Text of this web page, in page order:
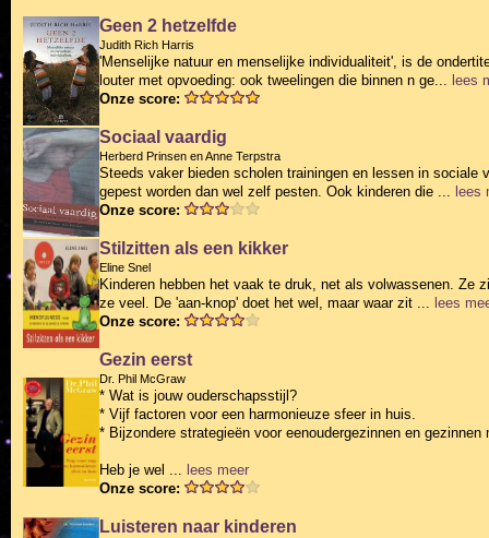
Geen 2 hetzelfde
Judith Rich Harris
'Menselijke natuur en menselijke individualiteit', is de
louter met opvoeding: ook tweelingen die binnen n ge... lees
Onze score:
Sociaal vaardig
Herberd Prinsen en Anne Terpstra
Steeds vaker bieden scholen trainingen en lessen in sociale
gepest worden dan wel zelf pesten. Ook kinderen die ... lees
Onze score:
Stilzitten als een kikker
Eline Snel
Kinderen hebben het vaak te druk, net als volwassenen. Ze
ze veel. De 'aan-knop' doet het wel, maar waar zit ... lees
Onze score:
Gezin eerst
Dr. Phil McGraw
* Wat is jouw ouderschapsstijl?
* Vijf factoren voor een harmonieuze sfeer in huis.
* Bijzondere strategieën voor eenoudergezinnen en gezinnen
Heb je wel ... lees meer
Onze score:
Luisteren naar kinderen